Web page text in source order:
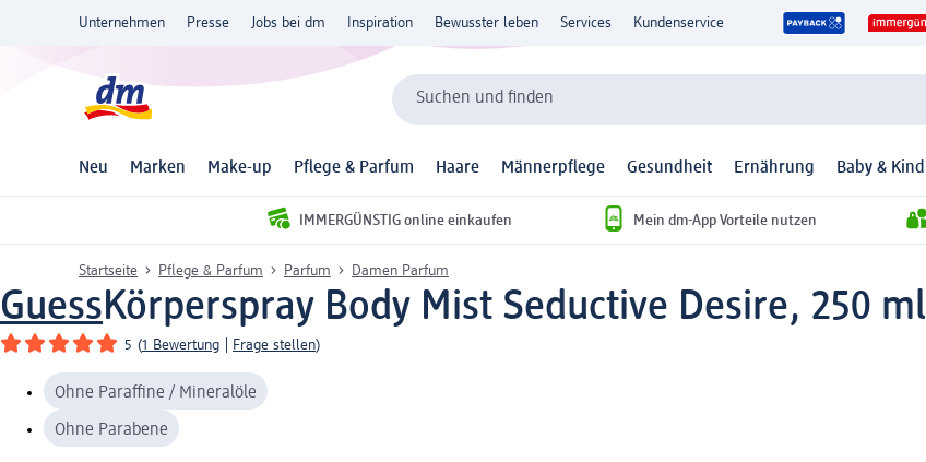
Unternehmen Presse Jobs bei dm Inspiration Bewusster leben Services Kundenservice
Suchen und finden
Neu Marken Make-up Pflege & Parfum Haare Männerpflege Gesundheit Ernährung Baby & Kind
IMMERGÜNSTIG online einkaufen Mein dm-App Vorteile nutzen
Startseite Pflege & Parfum Parfum Damen Parfum
GuessKörperspray Body Mist Seductive Desire, 250 ml
5 (1 Bewertung Frage stellen)
Ohne Paraffine / Mineralöle
Ohne Parabene